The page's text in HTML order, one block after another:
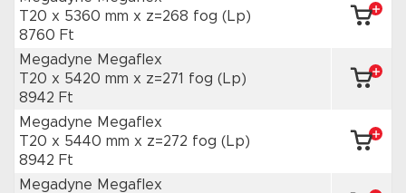
T20 x 5360 mm x z=268 fog (Lp)
8760 Ft
Megadyne Megaflex
T20 x 5420 mm x z=271 fog (Lp)
8942 Ft
Megadyne Megaflex
T20 x 5440 mm x z=272 fog (Lp)
8942 Ft
Megadyne Megaflex